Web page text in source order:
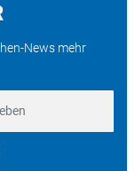
News mehr